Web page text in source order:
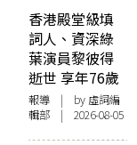
香港殿堂級填
詞人、資深綠
葉演員黎彼得
逝世 享年76歲
報導 | by 虛詞編
輯部 | 2026-08-05